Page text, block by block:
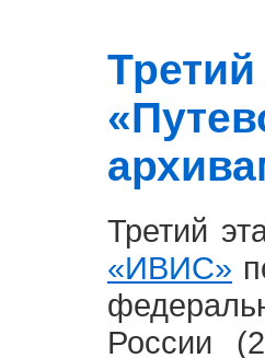
Третий
Третий
«ИВИС»
России